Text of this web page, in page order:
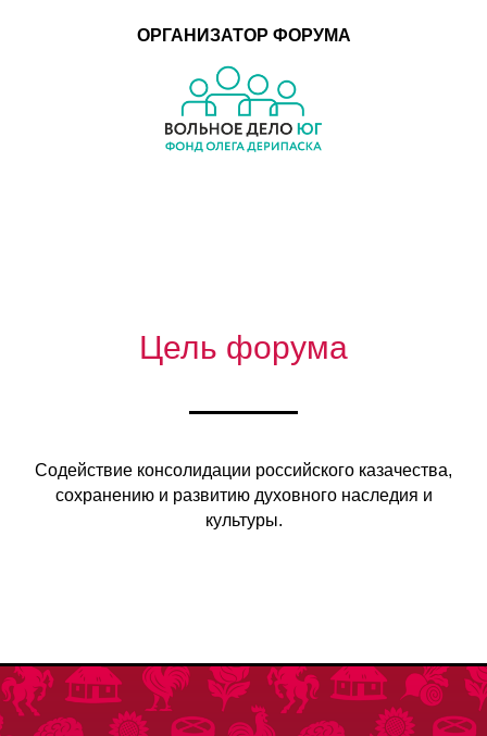
ОРГАНИЗАТОР ФОРУМА
Цель форума
Содействие консолидации российского казачества,
сохранению и развитию духовного наследия и
культуры.